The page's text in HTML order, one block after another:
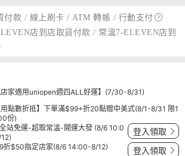
付款 / 線上刷卡 / ATM 轉帳 / 行動支付
店到店取貨付款 / 常溫7-ELEVEN店到
店家適用uniopen週四ALL好運】(7/30-8/31)
用點數折抵】下單滿$99+折20點贈中美式(8/1-8/31 限1
份)
站免運-超取常溫-開運大發 (8/6 10:0
登入領取
折$50指定店家(8/6 14:00-8/12) 登入領取